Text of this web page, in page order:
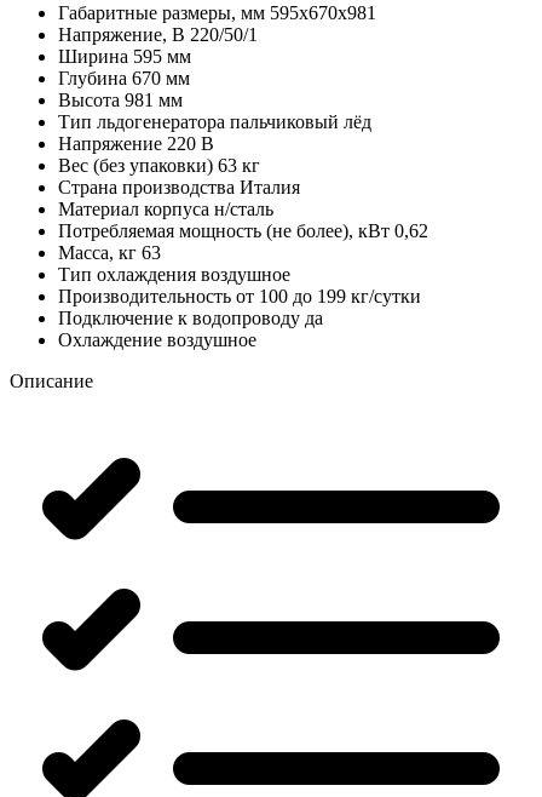
Габаритные размеры, мм 595х670х981
Напряжение, В 220/50/1
Ширина 595 мм
Глубина 670 мм
Высота 981 мм
Тип льдогенератора пальчиковый лёд
Напряжение 220 В
Вес (без упаковки) 63 кг
Страна производства Италия
Материал корпуса н/сталь
Потребляемая мощность (не более), кВт 0,62
Масса, кг 63
Тип охлаждения воздушное
Производительность от 100 до 199 кг/сутки
Подключение к водопроводу да
Охлаждение воздушное
Описание